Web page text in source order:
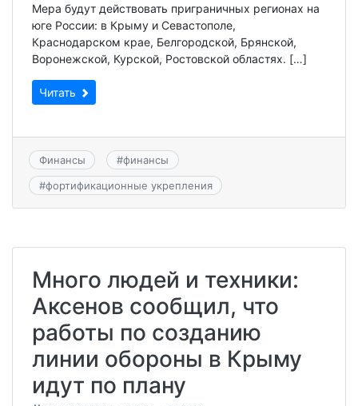
Мера будут действовать приграничных регионах на
юге России: в Крыму и Севастополе,
Краснодарском крае, Белгородской, Брянской,
Воронежской, Курской, Ростовской областях. […]
Читать
Финансы #финансы
#фортификационные укрепления
Много людей и техники:
Аксенов сообщил, что
работы по созданию
линии обороны в Крыму
идут по плану